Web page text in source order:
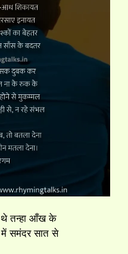
थे तन्हा आँख के
समंदर सात से